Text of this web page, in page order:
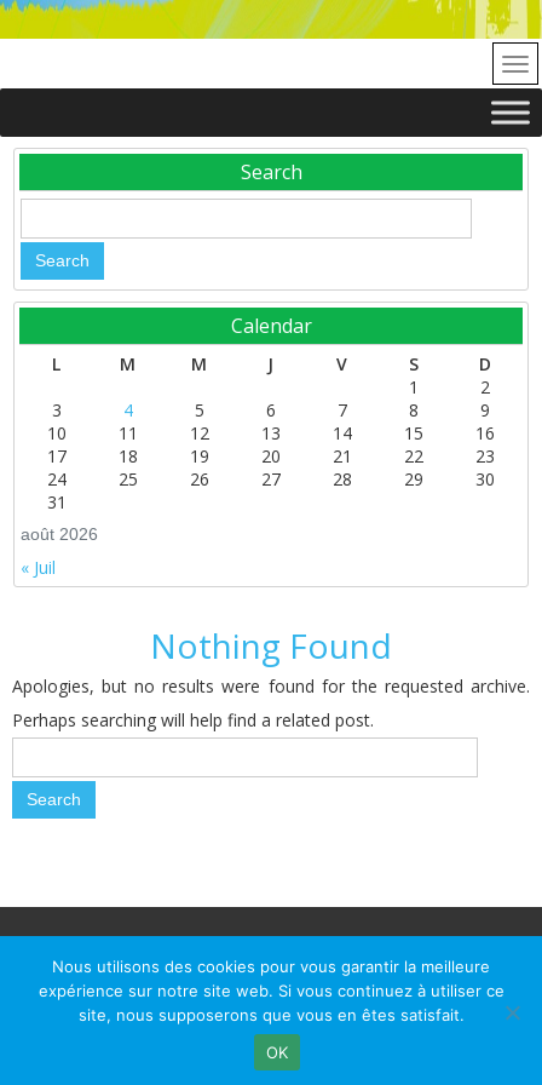
Search
Calendar
août 2026
L M M J V S
D
1
2
3
4 5 6 7 8
9
10
11 12 13 14 15
16
17
18 19 20 21 22
23
24
25 26 27 28 29
30
31
« Juil
Nothing Found
Apologies, but no results were found for the requested archive.
Perhaps searching will help find a related post.
Mairie du Passage d'Agen, BP 7, place du Général de Gaulle, 47520
Le Passage d'Agen - Téléphone: +33 5 53 77 18 77
Nous utilisons des cookies pour vous garantir la meilleure
expérience sur notre site web. Si vous continuez à utiliser ce
site, nous supposerons que vous en êtes satisfait.
OK